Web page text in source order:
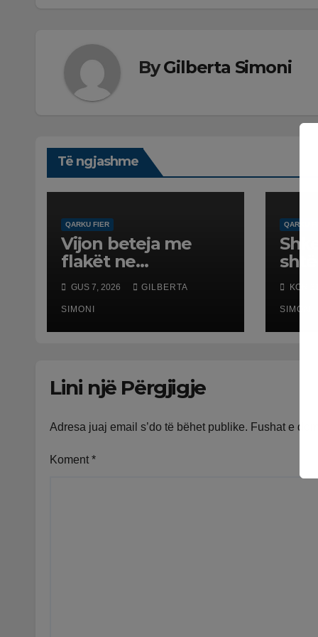
ByGilberta Simoni
Të ngjashme
QARKU FIER
Vijon beteja me
flakët ne
Mallakastër nga
toka dhe nga ajri
me dy helikopterë.
GUS 7, 2026 GILBERTA
SIMONI
QARKU
KOR
SIMONI
Lini një Përgjigje
Adresa juaj email s’do të bëhet publike. Fushat e
Koment *